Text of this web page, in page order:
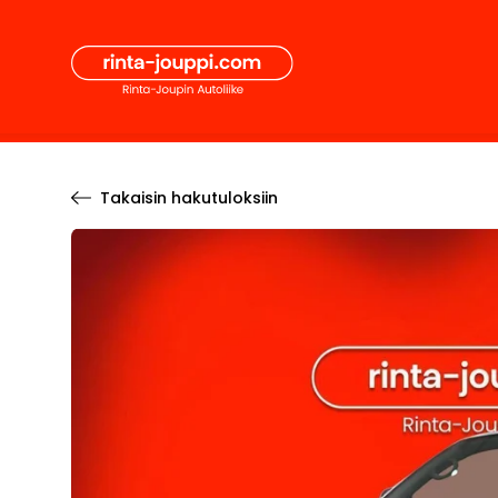
sisältöön
Takaisin hakutuloksiin